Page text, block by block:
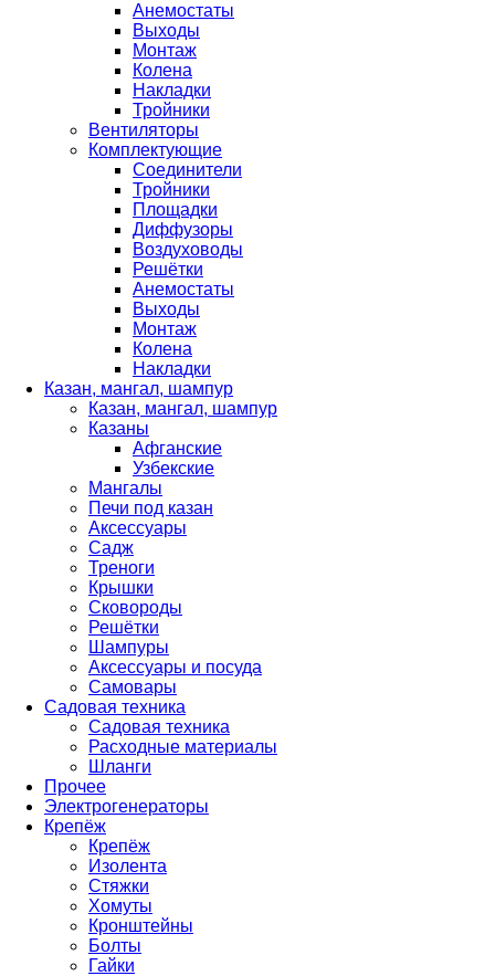
Анемостаты
Выходы
Монтаж
Колена
Накладки
Тройники
Вентиляторы
Комплектующие
Соединители
Тройники
Площадки
Диффузоры
Воздуховоды
Решётки
Анемостаты
Выходы
Монтаж
Колена
Накладки
Казан, мангал, шампур
Казан, мангал, шампур
Казаны
Афганские
Узбекские
Мангалы
Печи под казан
Аксессуары
Садж
Треноги
Крышки
Сковороды
Решётки
Шампуры
Аксессуары и посуда
Самовары
Садовая техника
Садовая техника
Расходные материалы
Шланги
Прочее
Электрогенераторы
Крепёж
Крепёж
Изолента
Стяжки
Хомуты
Кронштейны
Болты
Гайки